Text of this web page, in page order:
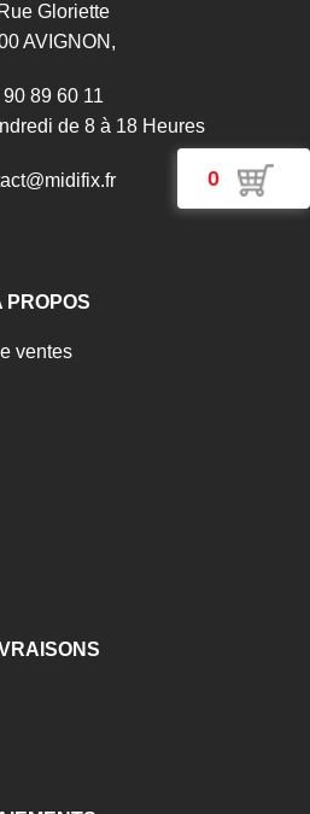
0
Gloriette
AVIGNON,
89 60 11
de 8 à 18 Heures
act@midifix.fr
PROPOS
ventes